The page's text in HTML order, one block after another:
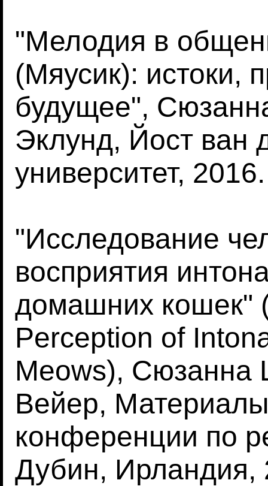
"Мелодия в
(Мяусик): истоки,
будущее",
Эклунд, Йост ван
университет, 2016.
"Исследование
восприятия
домашних кошек"
Perception of
Meows), Сюзанна
Вейер,
конференции по
Дубин, Ирландия,